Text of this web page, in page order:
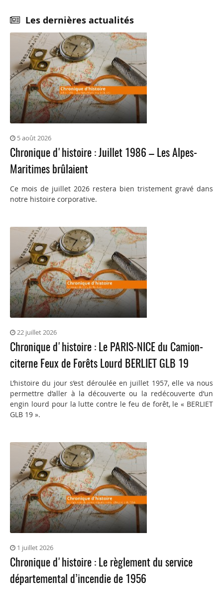
Les dernières actualités
5 août 2026
Chronique d'histoire : Juillet 1986 – Les Alpes-
Maritimes brûlaient
Ce mois de juillet 2026 restera bien tristement gravé dans
notre histoire corporative.
22 juillet 2026
Chronique d'histoire : Le PARIS-NICE du Camion-
citerne Feux de Forêts Lourd BERLIET GLB 19
L’histoire du jour s’est déroulée en juillet 1957, elle va nous
permettre d’aller à la découverte ou la redécouverte d’un
engin lourd pour la lutte contre le feu de forêt, le « BERLIET
GLB 19 ».
1 juillet 2026
Chronique d'histoire : Le règlement du service
départemental d’incendie de 1956